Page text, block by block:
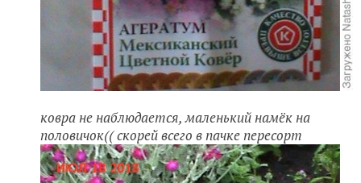
ковра не наблюдается, маленький намёк на
половичок(( скорей всего в пачке пересорт